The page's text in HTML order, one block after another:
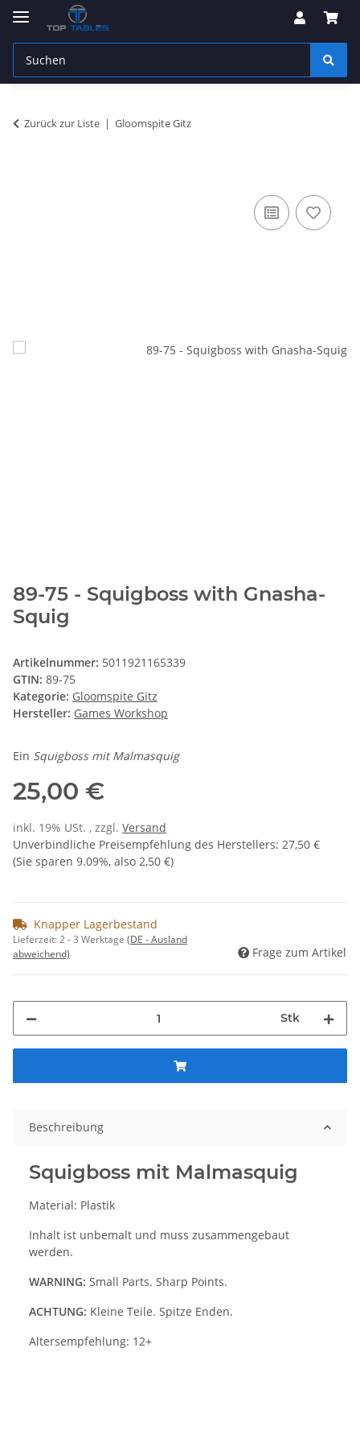
Zurück zur Liste Gloomspite Gitz
89-75 - Squigboss with Gnasha-
Squig
Artikelnummer: 5011921165339
GTIN: 89-75
Kategorie: Gloomspite Gitz
Hersteller: Games Workshop
Ein Squigboss mit Malmasquig
25,00 €
inkl. 19% USt. , zzgl. Versand
Unverbindliche Preisempfehlung des Herstellers: 27,50 €
(Sie sparen 9.09%, also 2,50 €)
Knapper Lagerbestand
Lieferzeit:2 - 3 Werktage (DE - Ausland
abweichend)
Frage zum Artikel
Stk
Beschreibung
Squigboss mit Malmasquig
Material: Plastik
Inhalt ist unbemalt und muss zusammengebaut
werden.
WARNING: Small Parts. Sharp Points.
ACHTUNG: Kleine Teile. Spitze Enden.
Altersempfehlung: 12+